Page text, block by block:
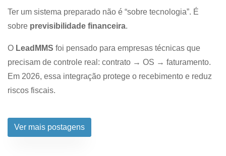
Ter um sistema preparado não é “sobre tecnologia”. É
sobre previsibilidade financeira.
O LeadMMS foi pensado para empresas técnicas que
precisam de controle real: contrato → OS → faturamento.
Em 2026, essa integração protege o recebimento e reduz
riscos fiscais.
Ver mais postagens